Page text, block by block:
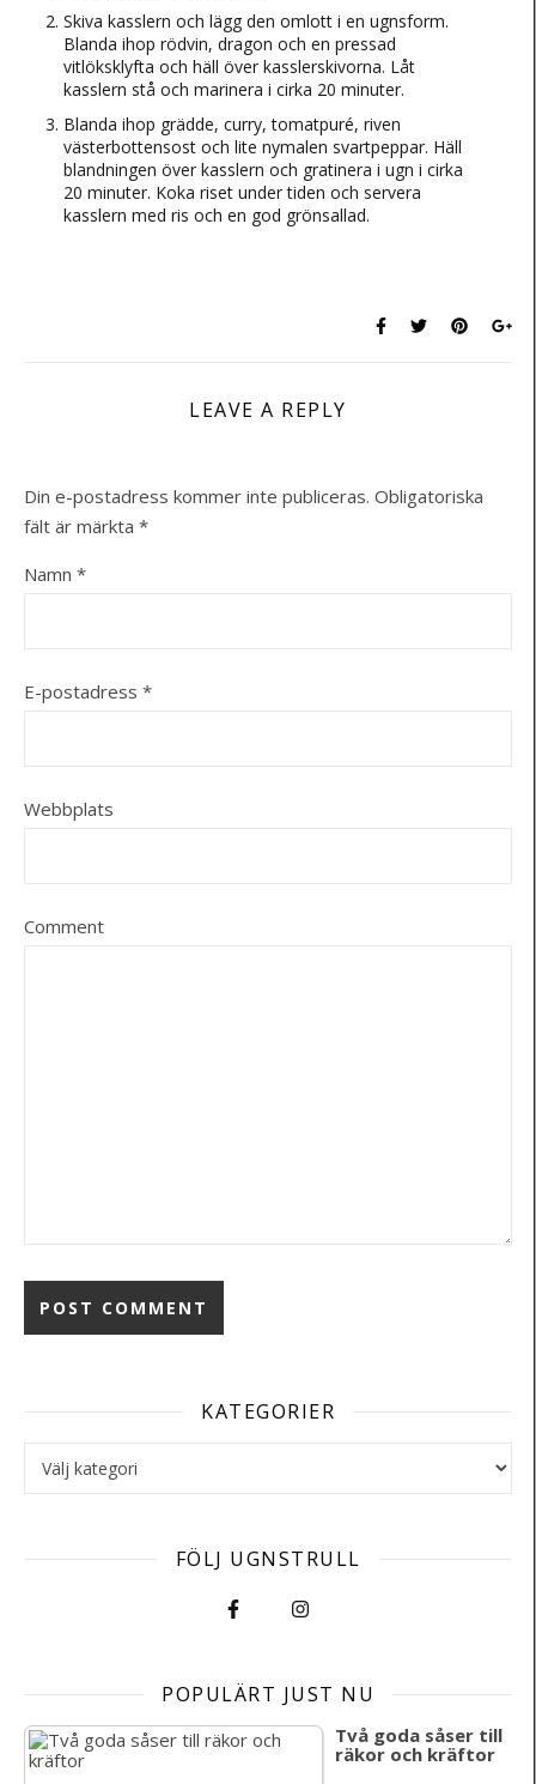
Skiva kasslern och lägg den omlott i en ugnsform.
Blanda ihop rödvin, dragon och en pressad
vitlöksklyfta och häll över kasslerskivorna. Låt
kasslern stå och marinera i cirka 20 minuter.
Blanda ihop grädde, curry, tomatpuré, riven
västerbottensost och lite nymalen svartpeppar. Häll
blandningen över kasslern och gratinera i ugn i cirka
20 minuter. Koka riset under tiden och servera
kasslern med ris och en god grönsallad.
LEAVE A REPLY
Din e-postadress kommer inte publiceras. Obligatoriska
fält är märkta *
Namn *
E-postadress *
Webbplats
Comment
KATEGORIER
FÖLJ UGNSTRULL
POPULÄRT JUST NU
Två goda såser till
räkor och kräftor